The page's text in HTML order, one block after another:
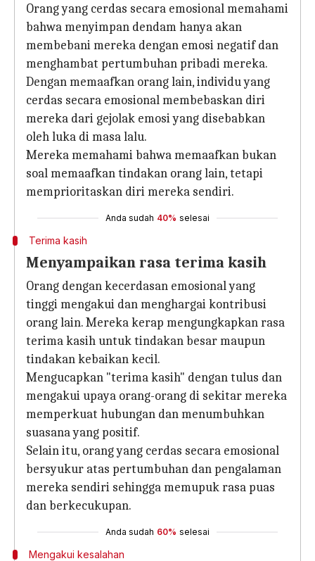
Orang yang cerdas secara emosional memahami
bahwa menyimpan dendam hanya akan
membebani mereka dengan emosi negatif dan
menghambat pertumbuhan pribadi mereka.
Dengan memaafkan orang lain, individu yang
cerdas secara emosional membebaskan diri
mereka dari gejolak emosi yang disebabkan
oleh luka di masa lalu.
Mereka memahami bahwa memaafkan bukan
soal memaafkan tindakan orang lain, tetapi
memprioritaskan diri mereka sendiri.
Anda sudah 40% selesai
Terima kasih
Menyampaikan rasa terima kasih
Orang dengan kecerdasan emosional yang
tinggi mengakui dan menghargai kontribusi
orang lain. Mereka kerap mengungkapkan rasa
terima kasih untuk tindakan besar maupun
tindakan kebaikan kecil.
Mengucapkan "terima kasih" dengan tulus dan
mengakui upaya orang-orang di sekitar mereka
memperkuat hubungan dan menumbuhkan
suasana yang positif.
Selain itu, orang yang cerdas secara emosional
bersyukur atas pertumbuhan dan pengalaman
mereka sendiri sehingga memupuk rasa puas
dan berkecukupan.
Anda sudah 60% selesai
Mengakui kesalahan